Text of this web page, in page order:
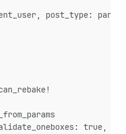
post_type:
true,